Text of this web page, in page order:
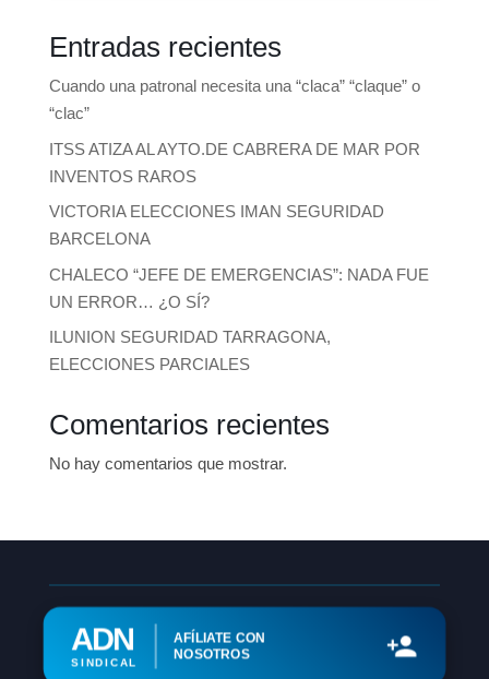
Entradas recientes
Cuando una patronal necesita una “claca” “claque” o
“clac”
ITSS ATIZA AL AYTO.DE CABRERA DE MAR POR
INVENTOS RAROS
VICTORIA ELECCIONES IMAN SEGURIDAD
BARCELONA
CHALECO “JEFE DE EMERGENCIAS”: NADA FUE
UN ERROR… ¿O SÍ?
ILUNION SEGURIDAD TARRAGONA,
ELECCIONES PARCIALES
Comentarios recientes
No hay comentarios que mostrar.
ADN
SINDICAL
AFÍLIATE CON
NOSOTROS